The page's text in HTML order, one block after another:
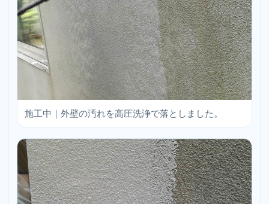
施工中｜外壁の汚れを高圧洗浄で落としました。